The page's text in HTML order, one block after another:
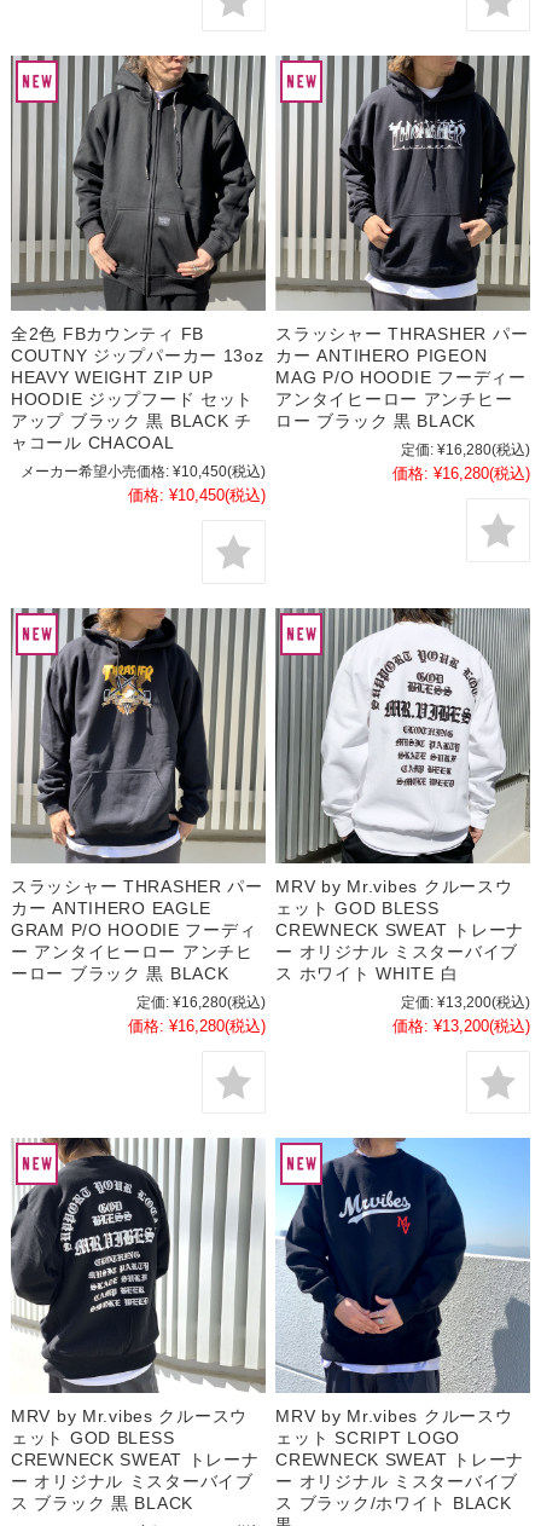
全2色 FBカウンティ FB
COUTNY ジップパーカー 13oz
HEAVY WEIGHT ZIP UP
HOODIE ジップフード セット
アップ ブラック 黒 BLACK チ
ャコール CHACOAL
メーカー希望小売価格: ¥10,450(税込)
価格: ¥10,450(税込)
スラッシャー THRASHER パー
カー ANTIHERO PIGEON
MAG P/O HOODIE フーディー
アンタイヒーロー アンチヒー
ロー ブラック 黒 BLACK
定価: ¥16,280(税込)
価格: ¥16,280(税込)
スラッシャー THRASHER パー
カー ANTIHERO EAGLE
GRAM P/O HOODIE フーディ
ー アンタイヒーロー アンチヒ
ーロー ブラック 黒 BLACK
定価: ¥16,280(税込)
価格: ¥16,280(税込)
MRV by Mr.vibes クルースウ
ェット GOD BLESS
CREWNECK SWEAT トレーナ
ー オリジナル ミスターバイブ
ス ホワイト WHITE 白
定価: ¥13,200(税込)
価格: ¥13,200(税込)
MRV by Mr.vibes クルースウ
ェット GOD BLESS
CREWNECK SWEAT トレーナ
ー オリジナル ミスターバイブ
ス ブラック 黒 BLACK
MRV by Mr.vibes クルースウ
ェット SCRIPT LOGO
CREWNECK SWEAT トレーナ
ー オリジナル ミスターバイブ
ス ブラック/ホワイト BLACK